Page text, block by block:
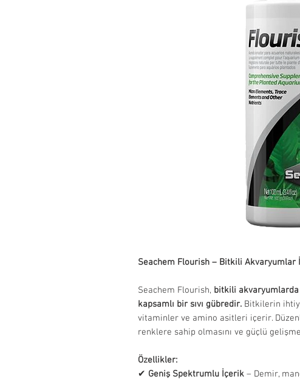
Seachem Flourish – Bitkili Akvaryumlar
Seachem Flourish, bitkili
kapsamlı bir sıvı gübredir. Bitkilerin
vitaminler ve amino asitleri içerir.
renklere sahip olmasını ve güçlü
Özellikler:
✔ Geniş Spektrumlu İçerik – Demir,